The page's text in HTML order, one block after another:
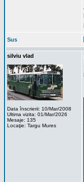
Sus
silviu vlad
Data înscrierii: 10/Mar/2008
Ultima vizita: 01/Mar/2026
Mesaje: 135
Locaţie: Targu Mures